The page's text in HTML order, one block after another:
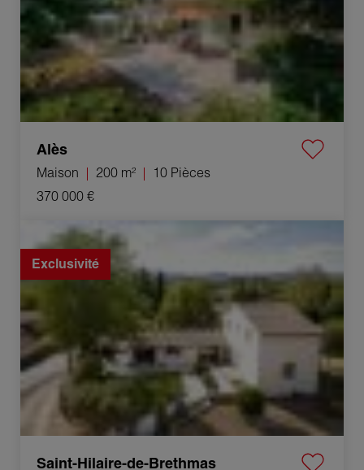
Alès
Maison 200 m²
10 Pièces
370 000 €
Vente Villa Saint-Hilaire-de-Brethmas 5 Pièces 141 m²
Exclusivité
Saint-Hilaire-de-Brethmas